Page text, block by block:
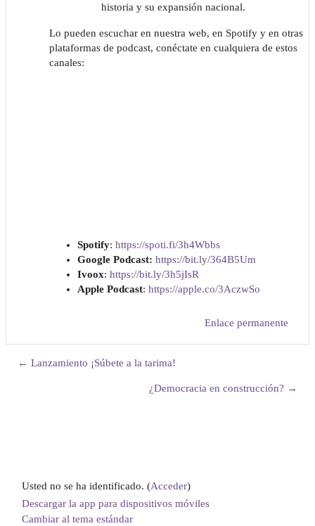
historia y su expansión nacional.
Lo pueden escuchar en nuestra web, en Spotify y en otras
plataformas de podcast, conéctate en cualquiera de estos
canales:
Spotify: https://spoti.fi/3h4Wbbs
Google Podcast: https://bit.ly/364B5Um
Ivoox: https://bit.ly/3h5jIsR
Apple Podcast: https://apple.co/3AczwSo
Enlace permanente
← Lanzamiento ¡Súbete a la tarima!
¿Democracia en construcción? →
Usted no se ha identificado. (Acceder)
Descargar la app para dispositivos móviles
Cambiar al tema estándar